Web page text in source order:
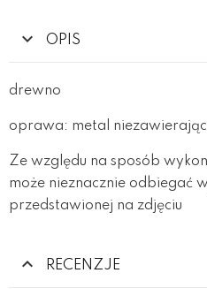
OPIS
drewno
oprawa: metal
Ze względu na sposób
może nieznacznie odbiegać
przedstawionej na zdjęciu
RECENZJE